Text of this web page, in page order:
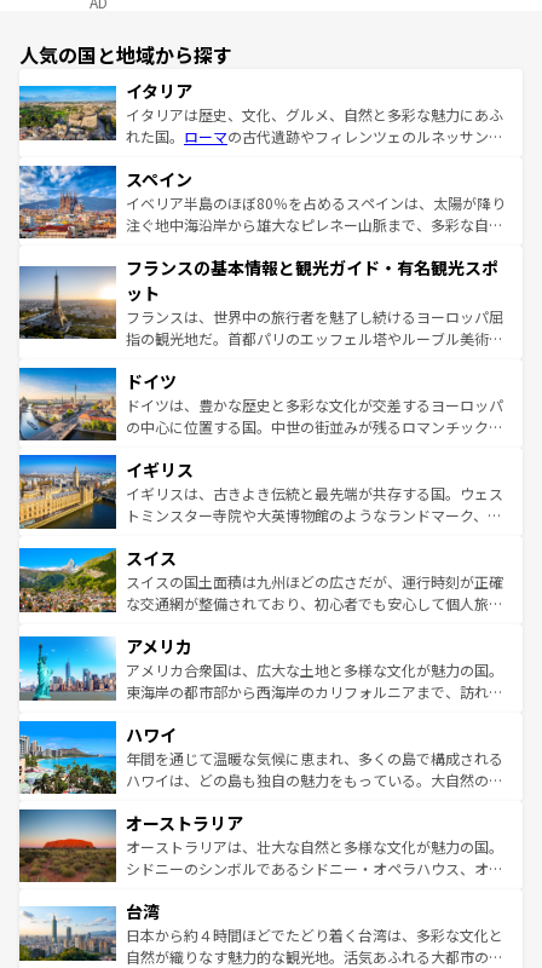
人気の国と地域から探す
イタリア
イタリアは歴史、文化、グルメ、自然と多彩な魅力にあふ
れた国。 ローマの古代遺跡やフィレンツェのルネッサンス
ろん、トスカーナの美しい田園風景やアマルフィ海岸の絶
景など、自然景観も見逃せない。観光の合間には、本場の
ピザやパスタなど、絶品のイタリア料理を堪能することも
ませてくれるイタリアで、忘れられない旅をしてみよう！
なお、新着のイタリア情報は
しい。
スペイン
イベリア半島のほぼ80％を占めるスペインは、太陽が降り
注ぐ地中海沿岸から雄大なピレネー山脈まで、多彩な自然
文化が根付くこの国では、情熱的なフラメンコ、熱気あふ
れる闘牛、そして美味しいタパスが生活の一部となってい
る。首都マドリードの洗練された雰囲気や、バルセロナの
アートに溢れた街角から、地方では古代ローマ遺跡や中世
せる。地方によって風土や気候が異なるスペインはその個
性で訪れる人を魅了する。 なお、新着のスペイン情報は コ
ンテンツ一覧を参照してほしい。
フランスの基本情報と観光ガイド・有名観光スポ
ット
フランスは、世界中の旅行者を魅了し続けるヨーロッパ屈
指の観光地だ。首都パリのエッフェル塔やルーブル美術館
で、幅広い魅力が詰まっている。華麗な宮殿、歴史的な大
聖堂、美しいビーチ、そして豊かな自然が、訪れる者を心
から魅了する。また、フランスは美食の国としても知ら
いる。シャンパンの発祥地であるランス、プロヴァンスの
香り高いラベンダー畑など、多彩な楽しみ方が可能だ。さ
らに、パリ以外の地域にも魅力が溢れており、どの街角に
れる地方に足を運ぶとそれぞれで全く異なる文化を体験で
きるだろう。 なお、新着のフランス情報はコンテンツ一覧
を参照してほしい。
ドイツ
ドイツは、豊かな歴史と多彩な文化が交差するヨーロッパ
の中心に位置する国。中世の街並みが残るロマンチック街
顔を持つこの国は、どこを歩いても飽きることがない。ベ
ルリンの文化的活気、バイエルン州のアルプスの絶景、そ
してライン川沿いのワイン畑といった風景は必見。ビール
は、お酒好きな人にはぜひ体験してほしい。 なお、新着の
ドイツ情報はコンテンツ一覧を参照してほしい。
イギリス
イギリスは、古きよき伝統と最先端が共存する国。ウェス
トミンスター寺院や大英博物館のようなランドマーク、歴
リアごとに異なる魅力がある。また、優雅なアフタヌーン
ティー、ビール好きにはたまらない英国パブ、サッカー観
戦など、本場だからこそできる体験も豊富。イギリスを旅
ンツ一覧を参照してほしい。
スイス
スイスの国土面積は九州ほどの広さだが、運行時刻が正確
な交通網が整備されており、初心者でも安心して個人旅行
の建物がそのまま残る町や、スイスならではのユニークな
博物館もあり、アルプス観光だけでなく町歩きも満喫する
ことができる。国民の所得が高いため物価も高いが、旅行
ば市内交通費無料で観光を楽しむこともできる。 なお、新
着のスイス情報はコンテンツ一覧 を参照してほしい。
アメリカ
アメリカ合衆国は、広大な土地と多様な文化が魅力の国。
東海岸の都市部から西海岸のカリフォルニアまで、訪れる
のような巨大都市は、観光、ショッピング、エンターテイ
ンメントが詰まった刺激的なスポットだ。一方、アメリカ
西部には大自然が広がり、グランドキャニオンやイエロー
部のニューオーリンズでは、音楽と美食が融合した独特の
文化が魅力。旅行者はアメリカの各地域で異なる魅力を楽
しみながら、その多様性と豊かな歴史を感じることができ
ならではの贅沢な旅のスタイルだ。 なお、新着のアメリカ
情報はコンテンツ一覧を参照してほしい。
ハワイ
年間を通じて温暖な気候に恵まれ、多くの島で構成される
ハワイは、どの島も独自の魅力をもっている。大自然の神
ワイ島は見逃せない。また、定番の観光地といえばオアフ
島だが、静かな自然を求めるならマウイ島やカウアイ島が
おすすめ。エメラルドグリーンに輝く海をはじめ、豊かな
れるおもてなしの心で訪れる人々を迎えてくれるハワイの
人々、おいしいローカルフードやハワイアンミュージッ
ク、伝統的なフラダンスなど、すべてがハワイの魅力を彩
オーストラリア
オーストラリアは、壮大な自然と多様な文化が魅力の国。
シドニーのシンボルであるシドニー・オペラハウス、オー
リアリーフや大陸中央部にそびえるウルル（エアーズロッ
ク）、タスマニアの美しい原生林やケアンズの熱帯雨林な
ど、見どころがたくさん。また、カフェやワイン、オージ
台湾
日本から約４時間ほどでたどり着く台湾は、多彩な文化と
自然が織りなす魅力的な観光地。活気あふれる大都市の台